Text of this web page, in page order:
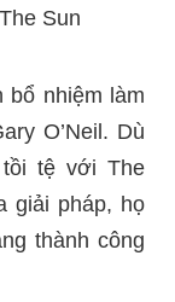
bổ nhiệm làm
O’Neil. Dù
tồi tệ với The
giải pháp, họ
thành công